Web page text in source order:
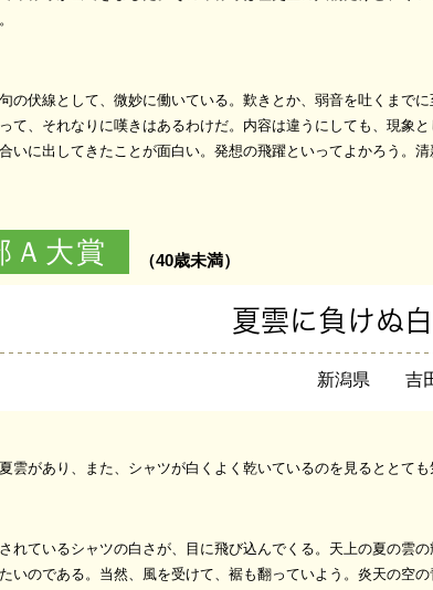
句の伏線として、微妙に働いている。歎きとか、弱音を吐くま
て、それなりに嘆きはあるわけだ。内容は違うにしても、現象
いに出してきたことが面白い。発想の飛躍といってよかろう。清
Ａ大賞 （40歳未満）
夏雲に負けぬ
新潟県 吉
雲があり、また、シャツが白くよく乾いているのを見るととて
れているシャツの白さが、目に飛び込んでくる。天上の夏の雲
いのである。当然、風を受けて、裾も翻っていよう。炎天の空